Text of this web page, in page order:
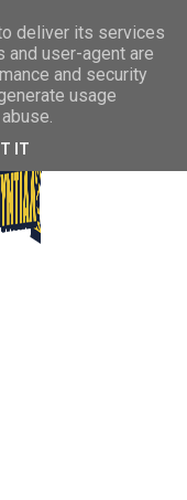
deliver its services
and user-agent are
and security
usage
IT